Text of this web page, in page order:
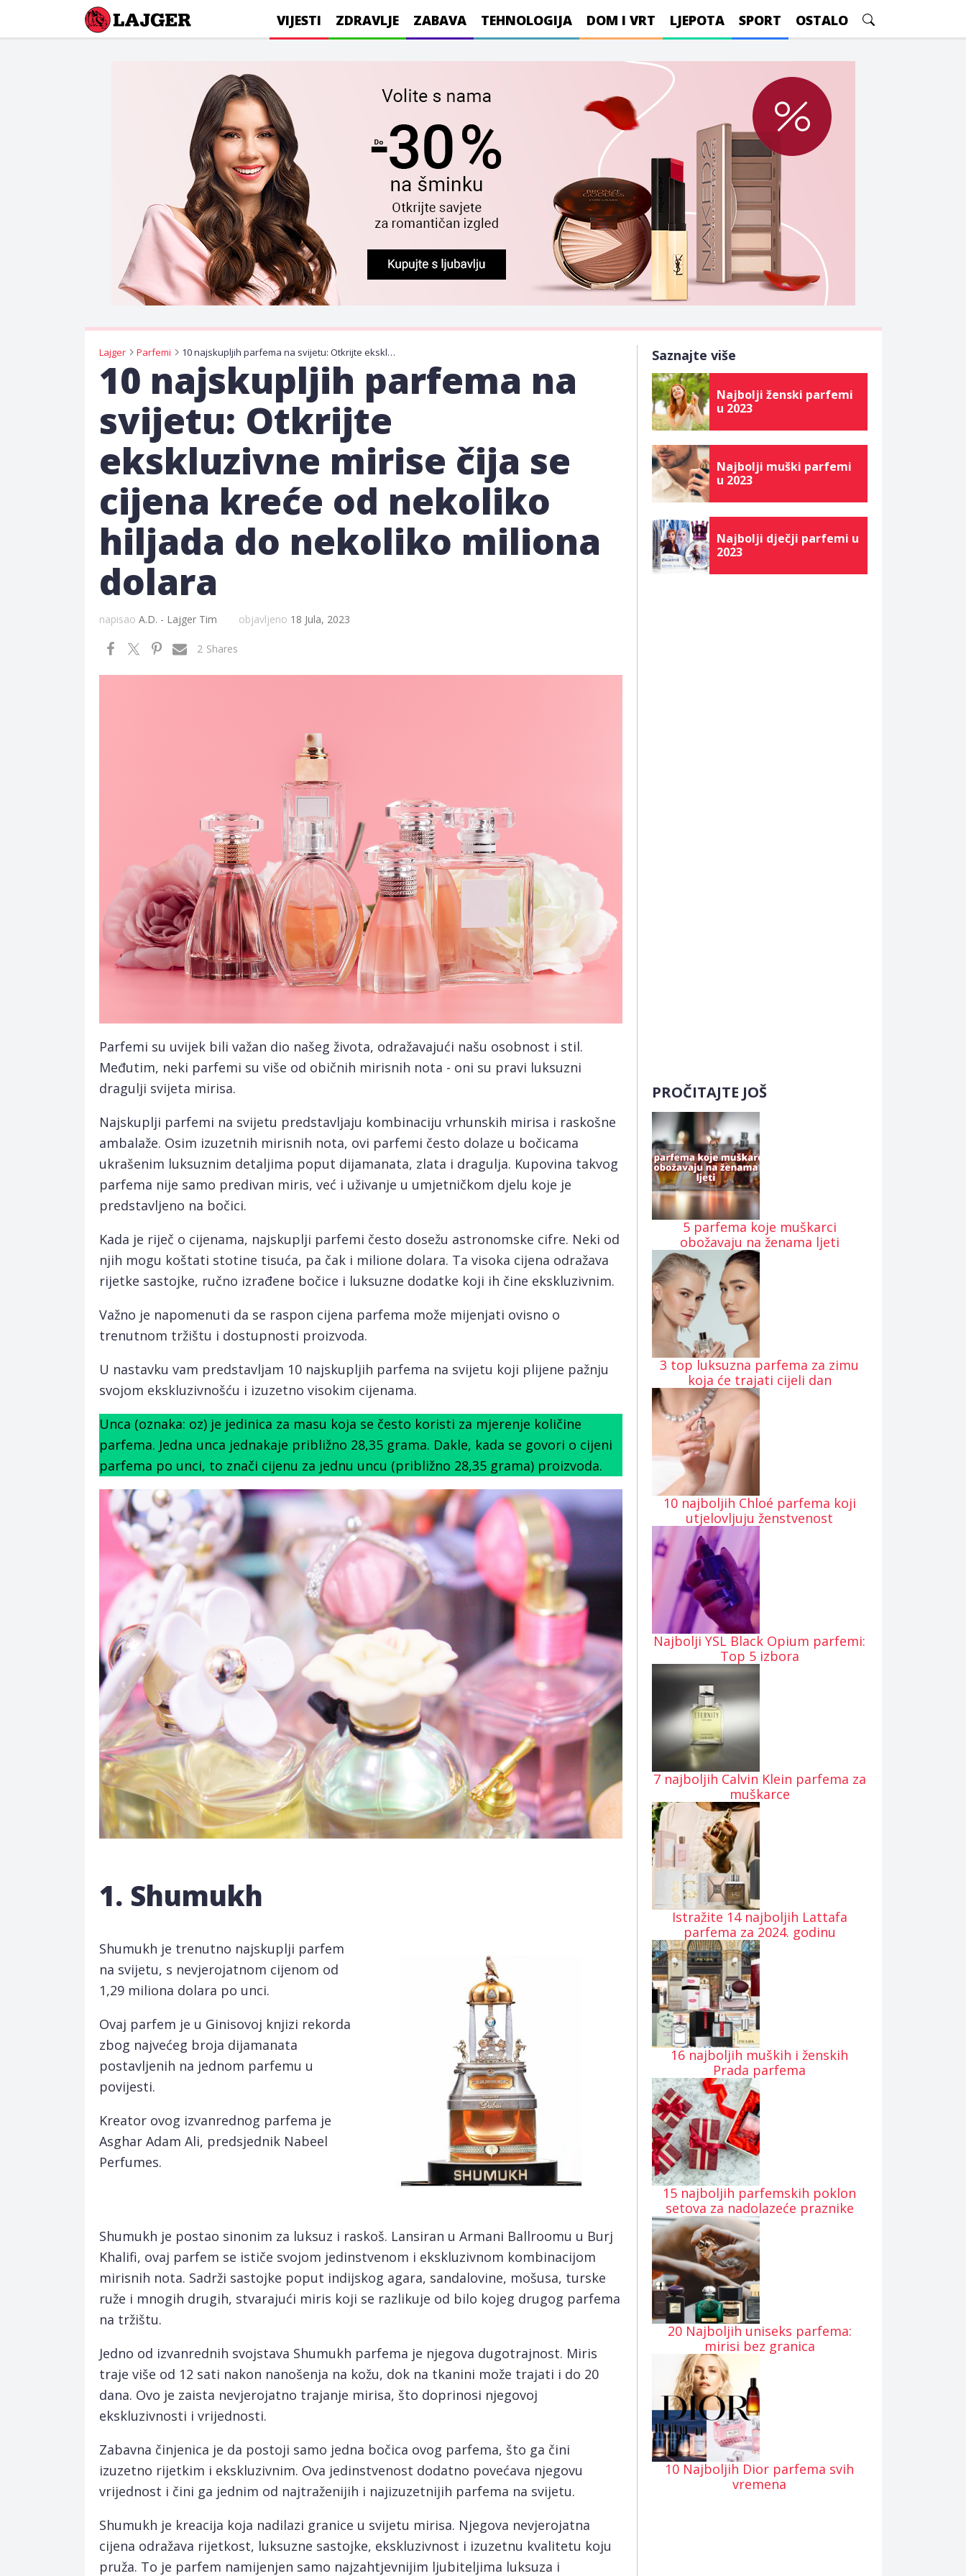
Lajger VIJESTI ZDRAVLJE ZABAVA TEHNOLOGIJA DOM I VRT LJEPOTA SPORT OSTALO
Lajger Parfemi 10 najskupljih parfema na svijetu: Otkrijte ekskluzivne mirise čija se cijena kreće od nekoliko hiljada do nekoliko miliona dolara
10 najskupljih parfema na
svijetu: Otkrijte
ekskluzivne mirise čija se
cijena kreće od nekoliko
hiljada do nekoliko miliona
dolara
napisao A.D. - Lajger Tim objavljeno 18 Jula, 2023
Shares
2
Parfemi su uvijek bili važan dio našeg života, odražavajući našu osobnost i stil.
Međutim, neki parfemi su više od običnih mirisnih nota - oni su pravi luksuzni
dragulji svijeta mirisa.
Najskuplji parfemi na svijetu predstavljaju kombinaciju vrhunskih mirisa i raskošne
ambalaže. Osim izuzetnih mirisnih nota, ovi parfemi često dolaze u bočicama
ukrašenim luksuznim detaljima poput dijamanata, zlata i dragulja. Kupovina takvog
parfema nije samo predivan miris, već i uživanje u umjetničkom djelu koje je
predstavljeno na bočici.
Kada je riječ o cijenama, najskuplji parfemi često dosežu astronomske cifre. Neki od
njih mogu koštati stotine tisuća, pa čak i milione dolara. Ta visoka cijena odražava
rijetke sastojke, ručno izrađene bočice i luksuzne dodatke koji ih čine ekskluzivnim.
Važno je napomenuti da se raspon cijena parfema može mijenjati ovisno o
trenutnom tržištu i dostupnosti proizvoda.
U nastavku vam predstavljam 10 najskupljih parfema na svijetu koji plijene pažnju
svojom ekskluzivnošću i izuzetno visokim cijenama.
Unca (oznaka: oz) je jedinica za masu koja se često koristi za mjerenje količine
parfema. Jedna unca jednakaje približno 28,35 grama. Dakle, kada se govori o cijeni
parfema po unci, to znači cijenu za jednu uncu (približno 28,35 grama) proizvoda.
1. Shumukh
Shumukh je trenutno najskuplji parfem
na svijetu, s nevjerojatnom cijenom od
1,29 miliona dolara po unci.
Ovaj parfem je u Ginisovoj knjizi rekorda
zbog najvećeg broja dijamanata
postavljenih na jednom parfemu u
povijesti.
Kreator ovog izvanrednog parfema je
Asghar Adam Ali, predsjednik Nabeel
Perfumes.
Shumukh je postao sinonim za luksuz i raskoš. Lansiran u Armani Ballroomu u Burj
Khalifi, ovaj parfem se ističe svojom jedinstvenom i ekskluzivnom kombinacijom
mirisnih nota. Sadrži sastojke poput indijskog agara, sandalovine, mošusa, turske
ruže i mnogih drugih, stvarajući miris koji se razlikuje od bilo kojeg drugog parfema
na tržištu.
Jedno od izvanrednih svojstava Shumukh parfema je njegova dugotrajnost. Miris
traje više od 12 sati nakon nanošenja na kožu, dok na tkanini može trajati i do 20
dana. Ovo je zaista nevjerojatno trajanje mirisa, što doprinosi njegovoj
ekskluzivnosti i vrijednosti.
Zabavna činjenica je da postoji samo jedna bočica ovog parfema, što ga čini
izuzetno rijetkim i ekskluzivnim. Ova jedinstvenost dodatno povećava njegovu
vrijednost i čini ga jednim od najtraženijih i najizuzetnijih parfema na svijetu.
Shumukh je kreacija koja nadilazi granice u svijetu mirisa. Njegova nevjerojatna
cijena odražava rijetkost, luksuzne sastojke, ekskluzivnost i izuzetnu kvalitetu koju
pruža. To je parfem namijenjen samo najzahtjevnijim ljubiteljima luksuza i
Saznajte više
Najbolji ženski parfemi
u 2023
Najbolji muški parfemi
u 2023
Najbolji dječji parfemi u
2023
PROČITAJTE JOŠ
5 parfema koje muškarci
obožavaju na ženama ljeti
3 top luksuzna parfema za zimu
koja će trajati cijeli dan
10 najboljih Chloé parfema koji
utjelovljuju ženstvenost
Najbolji YSL Black Opium parfemi:
Top 5 izbora
7 najboljih Calvin Klein parfema za
muškarce
Istražite 14 najboljih Lattafa
parfema za 2024. godinu
16 najboljih muških i ženskih
Prada parfema
15 najboljih parfemskih poklon
setova za nadolazeće praznike
20 Najboljih uniseks parfema:
mirisi bez granica
10 Najboljih Dior parfema svih
vremena